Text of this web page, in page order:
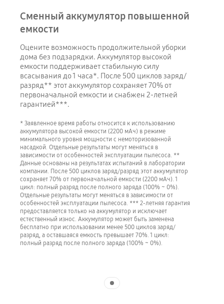
Сменный аккумулятор повышенной
емкости
Оцените возможность продолжительной уборки
дома без подзарядки. Аккумулятор высокой
емкости поддерживает стабильную силу
всасывания до 1 часа*. После 500 циклов заряд/
разряд** этот аккумулятор сохраняет 70% от
первоначальной емкости и снабжен 2-летней
гарантией***.
* Заявленное время работы относится к использованию
аккумулятора высокой емкости (2200 мАч) в режиме
минимального уровня мощности с немоторизованной
насадкой. Отдельные результаты могут меняться в
зависимости от особенностей эксплуатации пылесоса. **
Данные основаны на результатах испытаний в лаборатории
компании. После 500 циклов заряд/разряд этот аккумулятор
сохраняет 70% от первоначальной емкости (2200 мАч). 1
цикл: полный разряд после полного заряда (100% ~ 0%).
Отдельные результаты могут меняться в зависимости от
особенностей эксплуатации пылесоса. *** 2-летняя гарантия
предоставляется только на аккумулятор и исключает
естественный износ. Аккумулятор может быть заменена
бесплатно при использовании менее 500 циклов заряд/
разряд, а оставшаяся емкость превышает 70%. 1 цикл:
полный разряд после полного заряда (100% ~ 0%).